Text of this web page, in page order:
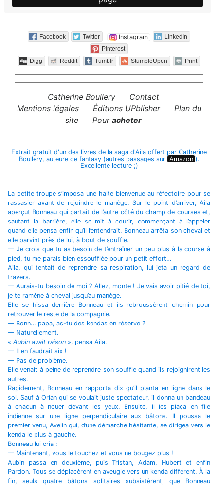
Facebook Twitter Instagram
LinkedIn
Pinterest
Digg
Reddit Tumblr StumbleUpon Print
Catherine Boullery
Contact
Mentions légales
Éditions UPblisher
Plan du
site
Pour acheter
Extrait gratuit d'un des livres de la saga d'Aila offert par Catherine
Boullery, auteure de fantasy (autres passages sur Amazon ).
Excellente lecture ;)
La petite troupe s’imposa une halte bienvenue au réfectoire pour se
rassasier avant de rejoindre le manège. Sur le point d’arriver, Aila
aperçut Bonneau qui partait de l’autre côté du champ de courses et,
sautant la barrière, elle se mit à courir, commençant à l’appeler
quand elle pensa enfin qu’il l’entendrait. Bonneau arrêta son cheval et
elle parvint près de lui, à bout de souffle.
— Je crois que tu as besoin de t’entraîner un peu plus à la course à
pied, tu me parais bien essoufflée pour un petit effort…
Aila, qui tentait de reprendre sa respiration, lui jeta un regard de
travers.
— Aurais-tu besoin de moi ? Allez, monte ! Je vais avoir pitié de toi,
je te ramène à cheval jusqu’au manège.
Elle se hissa derrière Bonneau et ils rebroussèrent chemin pour
retrouver le reste de la compagnie.
— Bonn… papa, as-tu des kendas en réserve ?
— Naturellement.
« Aubin avait raison », pensa Aila.
— Il en faudrait six !
— Pas de problème.
Elle venait à peine de reprendre son souffle quand ils rejoignirent les
autres.
Rapidement, Bonneau en rapporta dix qu’il planta en ligne dans le
sol. Sauf à Orian qui se voulait juste spectateur, il donna un bandeau
à chacun à nouer devant les yeux. Ensuite, il les plaça en file
indienne sur une ligne perpendiculaire aux bâtons. Il poussa le
premier venu, Avelin qui, d’une démarche hésitante, se dirigea vers le
kenda le plus à gauche.
Bonneau lui cria :
— Maintenant, vous le touchez et vous ne bougez plus !
Aubin passa en deuxième, puis Tristan, Adam, Hubert et enfin
Pardon. Tous se déplacèrent en aveugle vers un kenda différent. À la
fin, seuls quatre bâtons solitaires subsistèrent, que Bonneau